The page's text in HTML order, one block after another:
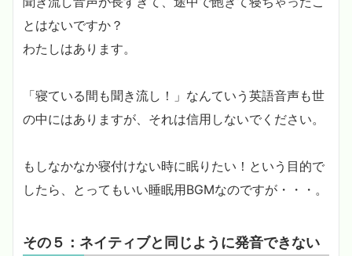
とはないですか？
わたしはあります。
「寝ている間も聞き流し！」なんていう英語音声も世
の中にはありますが、それは信用しないでください。
もしなかなか寝付けない時に眠りたい！という目的で
したら、とってもいい睡眠用BGMなのですが・・・。
その５：ネイティブと同じように発音できない